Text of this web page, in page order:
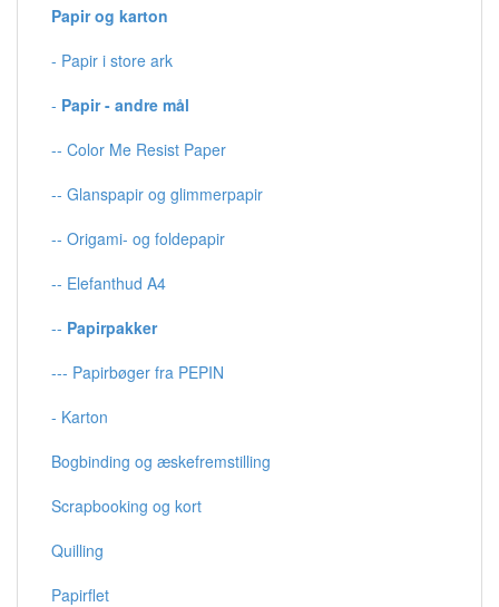
Papir og karton
- Papir i store ark
- Papir - andre mål
-- Color Me Resist Paper
-- Glanspapir og glimmerpapir
-- Origami- og foldepapir
-- Elefanthud A4
-- Papirpakker
--- Papirbøger fra PEPIN
- Karton
Bogbinding og æskefremstilling
Scrapbooking og kort
Quilling
Papirflet